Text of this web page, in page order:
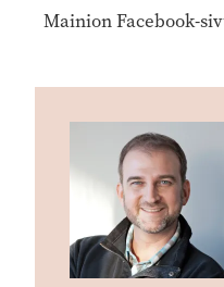
Mainion Facebook-